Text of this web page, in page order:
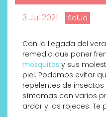
3 Jul 2021 Salud
Con la llegada del
remedio que poner
mosquitos y sus
piel. Podemos evitar
repelentes de
síntomas con varios
ardor y las rojeces. Te